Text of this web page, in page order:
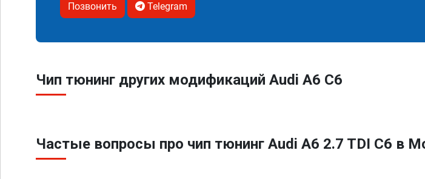
Позвонить Telegram
Чип тюнинг других модификаций Audi A6 C6
Частые вопросы про чип тюнинг Audi A6 2.7 TDI C6 в